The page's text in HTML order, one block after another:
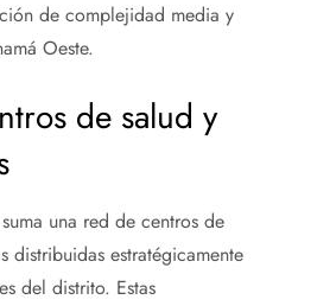
de complejidad media y
Oeste.
de salud y
una red de centros de
distribuidas estratégicamente
del distrito. Estas